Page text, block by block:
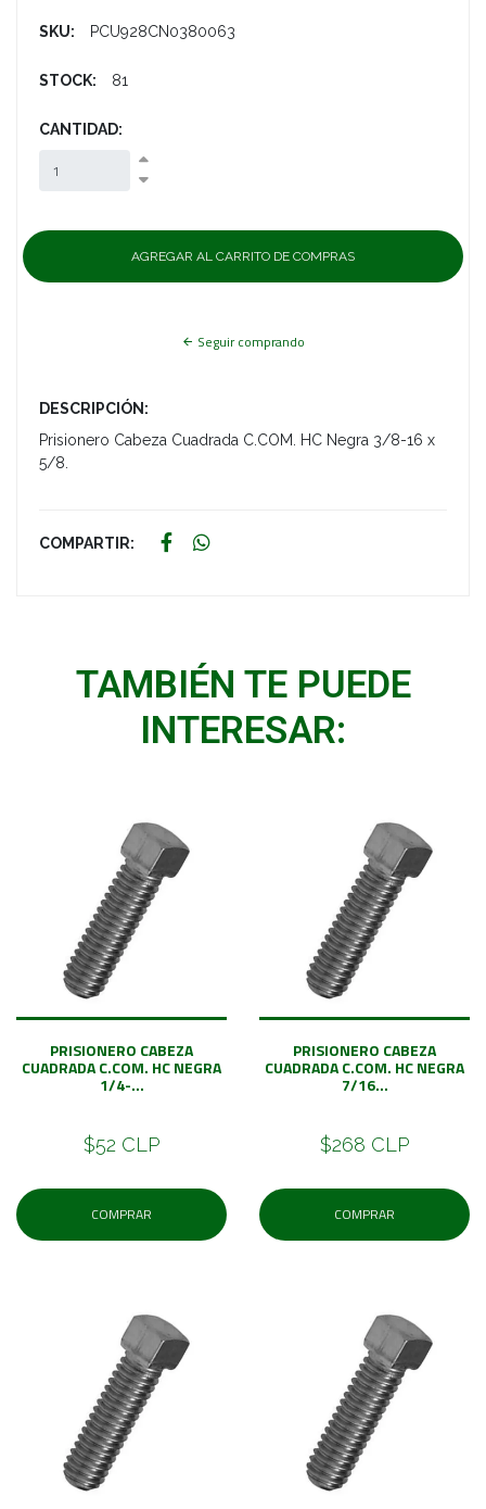
SKU: PCU928CN0380063
STOCK: 81
CANTIDAD:
Seguir comprando
DESCRIPCIÓN:
Prisionero Cabeza Cuadrada C.COM. HC Negra 3/8-16 x
5/8.
COMPARTIR:
TAMBIÉN TE PUEDE
INTERESAR:
PRISIONERO CABEZA
CUADRADA C.COM. HC NEGRA
1/4-...
$52 CLP
COMPRAR
PRISIONERO CABEZA
CUADRADA C.COM. HC NEGRA
7/16...
$268 CLP
COMPRAR